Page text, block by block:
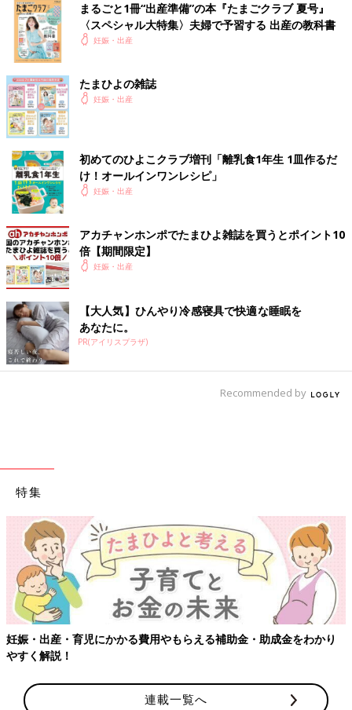
まるごと1冊“出産準備”の本『たまごクラブ 夏号』
〈スペシャル大特集〉夫婦で予習する 出産の教科書
妊娠・出産
たまひよの雑誌
妊娠・出産
初めてのひよこクラブ増刊「離乳食1年生 1皿作るだ
け！オールインワン​レシピ」
妊娠・出産
アカチャンホンポでたまひよ雑誌を買うとポイント10
倍【期間限定】
妊娠・出産
【大人気】ひんやり冷感寝具で快適な睡眠を
あなたに。
PR(アイリスプラザ)
Recommended by
特集
をわかり 【ワクチン接種できるものも】妊婦の感染症対策、知
連載一覧へ